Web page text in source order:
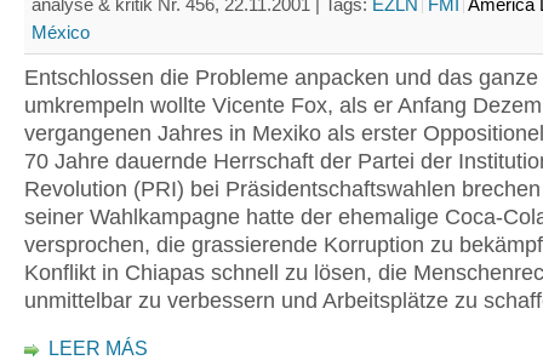
analyse & kritik Nr. 456, 22.11.2001 | Tags: EZLN FMI
América
México
Entschlossen die Probleme anpacken und das
umkrempeln wollte Vicente Fox, als er Anfang
vergangenen Jahres in Mexiko als erster
70 Jahre dauernde Herrschaft der Partei der
Revolution (PRI) bei Präsidentschaftswahlen
seiner Wahlkampagne hatte der ehemalige Coca-
versprochen, die grassierende Korruption zu
Konflikt in Chiapas schnell zu lösen, die
unmittelbar zu verbessern und Arbeitsplätze zu
LEER MÁS